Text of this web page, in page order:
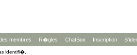
membres R�gles ChatBox Inscription
identifi�.